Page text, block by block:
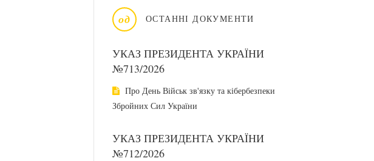
од ОСТАННІ ДОКУМЕНТИ
УКАЗ ПРЕЗИДЕНТА УКРАЇНИ
№713/2026
Про День Військ зв'язку та кібербезпеки
Збройних Сил України
УКАЗ ПРЕЗИДЕНТА УКРАЇНИ
№712/2026